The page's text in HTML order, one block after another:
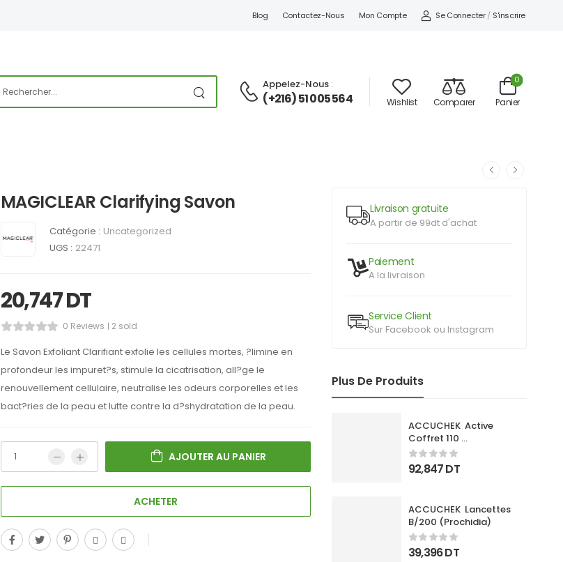
Blog Contactez-Nous Mon Compte Se Connecter / S'inscrire
Appelez-Nous :
(+216) 51 005 564 Wishlist Comparer Panier
0
Livraison gratuite
A partir de 99dt d'achat
Paiement
A la livraison
Service Client
Sur Facebook ou Instagram
Plus De Produits
ACCUCHEK  Active
Coffret 110
Bandlettes+Appareil
92,847DT
ACCUCHEK  Lancettes
B/200 (Prochidia)
39,396DT
MAGICLEAR Clarifying Savon
Catégorie : Uncategorized
UGS : 22471
20,747DT
0 Reviews 2 sold
Le Savon Exfoliant Clarifiant exfolie les cellules mortes, ?limine en
profondeur les impuret?s, stimule la cicatrisation, all?ge le
renouvellement cellulaire, neutralise les odeurs corporelles et les
bact?ries de la peau et lutte contre la d?shydratation de la peau.
AJOUTER AU PANIER
ACHETER